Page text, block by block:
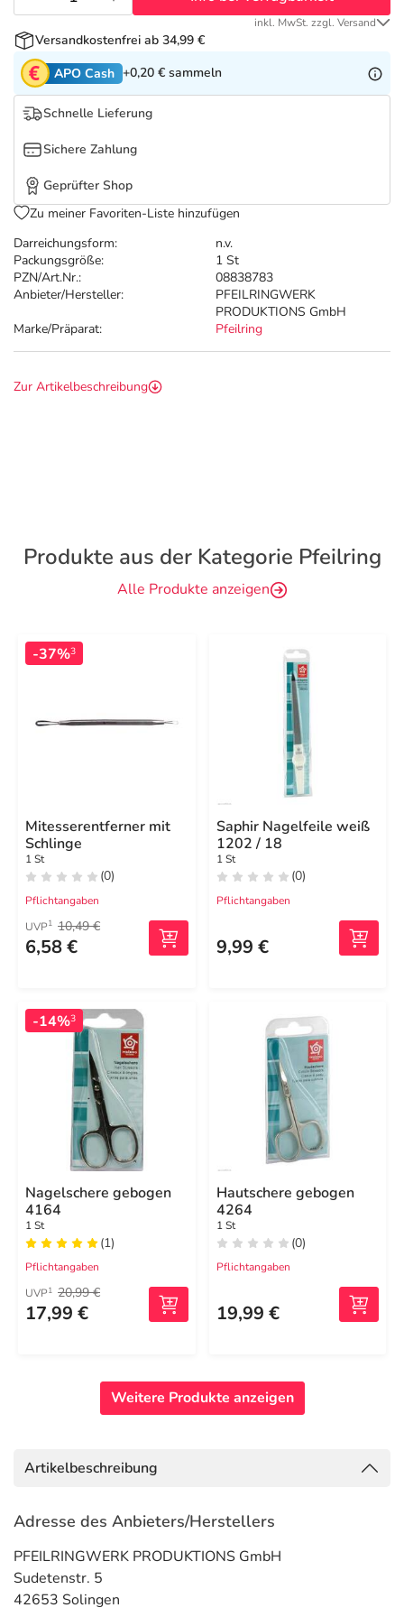
Tierapotheke
Vitamine & Mineralstoffe
Marken
Salus Deals
Darreichungsform:
n.v.
Packungsgröße:
1 St
PZN/Art.Nr.:
08838783
Anbieter/Hersteller:
PFEILRINGWERK
PRODUKTIONS GmbH
Marke/Präparat:
Pfeilring
inkl. MwSt. zzgl. Versand
Versandkostenfrei ab 34,99 €
APO Cash +0,20 € sammeln
Schnelle Lieferung
Sichere Zahlung
Geprüfter Shop
Zu meiner Favoriten-Liste hinzufügen
Zur Artikelbeschreibung
Produkte aus der Kategorie Pfeilring
Alle Produkte anzeigen
-37%3
Mitesserentferner mit
Schlinge
1 St
(0)
Pflichtangaben
UVP1 10,49 €
6,58 €
Saphir Nagelfeile weiß
1202 / 18
1 St
(0)
Pflichtangaben
9,99 €
-14%3
Nagelschere gebogen
4164
1 St
(1)
Pflichtangaben
UVP1 20,99 €
17,99 €
Hautschere gebogen
4264
1 St
(0)
Pflichtangaben
19,99 €
Weitere Produkte anzeigen
Artikelbeschreibung
Adresse des Anbieters/Herstellers
PFEILRINGWERK PRODUKTIONS GmbH
Sudetenstr. 5
42653 Solingen